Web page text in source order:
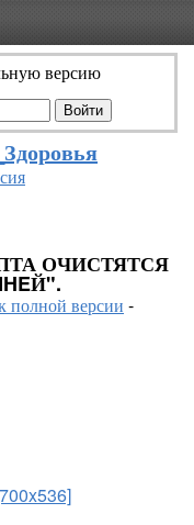
версию
ОЧИСТЯТСЯ
полной версии -